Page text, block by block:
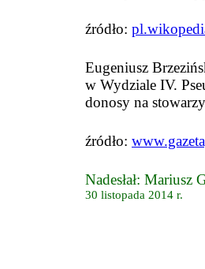
źródło:
Eugeniusz
w Wydziale IV.
donosy na
źródło:
Nadesłał: Mariusz
30 listopada 2014 r.